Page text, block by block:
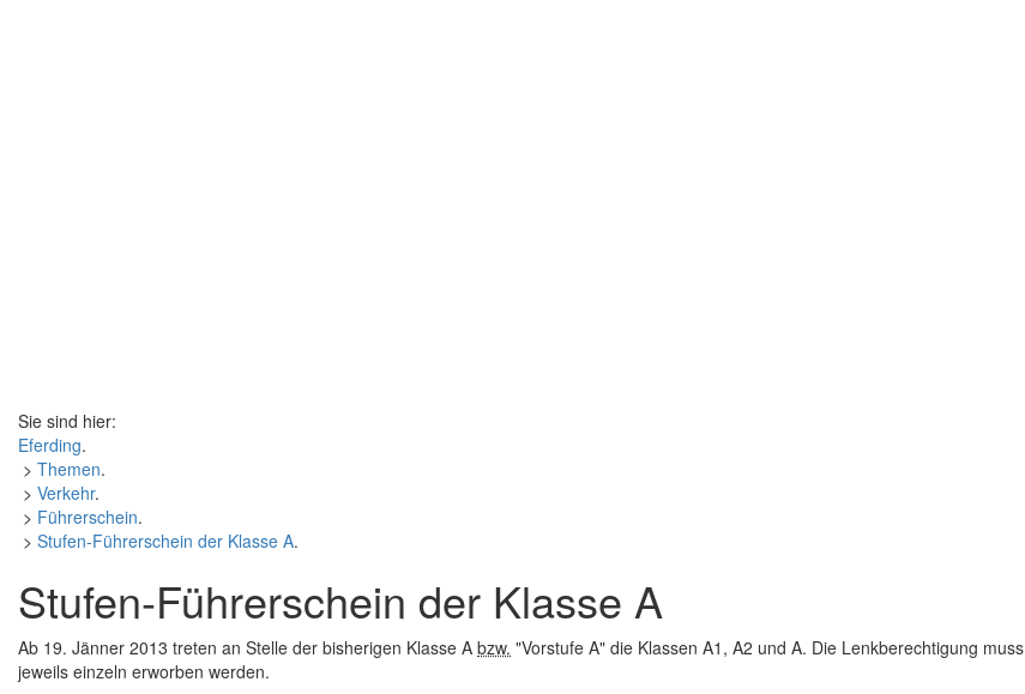
Sie sind hier:
Eferding.
> Themen.
> Verkehr.
> Führerschein.
> Stufen-Führerschein der Klasse A.
Stufen-Führerschein der Klasse A
Ab 19. Jänner 2013 treten an Stelle der bisherigen Klasse A bzw. "Vorstufe A" die Klassen A1, A2 und A. Die Lenkberechtigung muss
jeweils einzeln erworben werden.